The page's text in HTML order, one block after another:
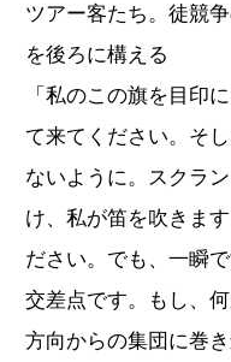
ツアー客たち。徒競
を後ろに構える
「私のこの旗を目印
て来てください。そ
ないように。スクラ
け、私が笛を吹きま
ださい。でも、一瞬
交差点です。もし、
方向からの集団に巻